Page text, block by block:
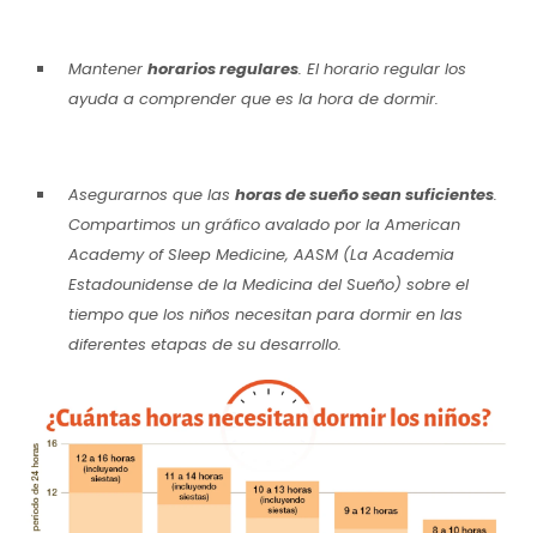
Mantenerhorarios regulares. El horario regular los
ayuda a comprender que es la hora de dormir.
Asegurarnos que lashoras de sueño sean suficientes.
Compartimos un gráfico avalado por la American
Academy of Sleep Medicine, AASM (La Academia
Estadounidense de la Medicina del Sueño) sobre el
tiempo que los niños necesitan para dormir en las
diferentes etapas de su desarrollo.